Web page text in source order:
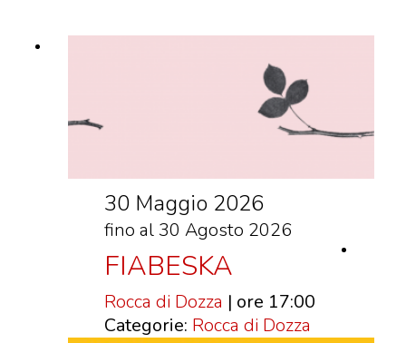
LABORATORI
ARCHIVIO EVENTI
INFORMAZIONE
30 Maggio 2026
fino al 30 Agosto 2026
FIABESKA
Rocca di Dozza | ore 17:00
Categorie: Rocca di Dozza